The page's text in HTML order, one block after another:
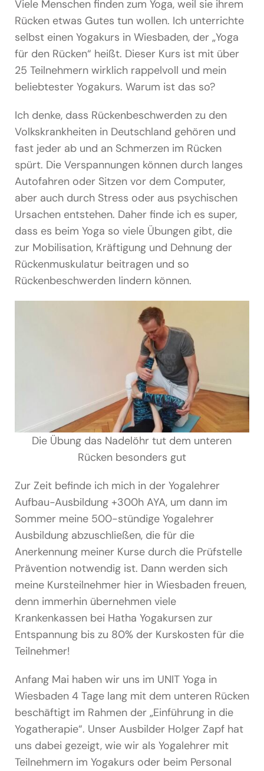
Podcast & Blog
Suche
nach:
Viele Menschen finden zum Yoga, weil sie ihrem
Rücken etwas Gutes tun wollen. Ich unterrichte
selbst einen Yogakurs in Wiesbaden, der „Yoga
für den Rücken“ heißt. Dieser Kurs ist mit über
25 Teilnehmern wirklich rappelvoll und mein
beliebtester Yogakurs. Warum ist das so?
Ich denke, dass Rückenbeschwerden zu den
Volkskrankheiten in Deutschland gehören und
fast jeder ab und an Schmerzen im Rücken
spürt. Die Verspannungen können durch langes
Autofahren oder Sitzen vor dem Computer,
aber auch durch Stress oder aus psychischen
Ursachen entstehen. Daher finde ich es super,
dass es beim Yoga so viele Übungen gibt, die
zur Mobilisation, Kräftigung und Dehnung der
Rückenmuskulatur beitragen und so
Rückenbeschwerden lindern können.
Die Übung das Nadelöhr tut dem unteren
Rücken besonders gut
Zur Zeit befinde ich mich in der Yogalehrer
Aufbau-Ausbildung +300h AYA, um dann im
Sommer meine 500-stündige Yogalehrer
Ausbildung abzuschließen, die für die
Anerkennung meiner Kurse durch die Prüfstelle
Prävention notwendig ist. Dann werden sich
meine Kursteilnehmer hier in Wiesbaden freuen,
denn immerhin übernehmen viele
Krankenkassen bei Hatha Yogakursen zur
Entspannung bis zu 80% der Kurskosten für die
Teilnehmer!
Anfang Mai haben wir uns im UNIT Yoga in
Wiesbaden 4 Tage lang mit dem unteren Rücken
beschäftigt im Rahmen der „Einführung in die
Yogatherapie“. Unser Ausbilder Holger Zapf hat
uns dabei gezeigt, wie wir als Yogalehrer mit
Teilnehmern im Yogakurs oder beim Personal